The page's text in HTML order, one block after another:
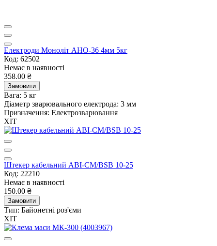
Електроди Моноліт АНО-36 4мм 5кг
Код: 62502
Немає в наявності
358.00 ₴
Замовити
Вага: 5 кг
Діаметр зварювального електрода: 3 мм
Призначення: Електрозварювання
ХІТ
Штекер кабельний ABI-CM/BSB 10-25
Код: 22210
Немає в наявності
150.00 ₴
Замовити
Тип: Байонетні роз'єми
ХІТ